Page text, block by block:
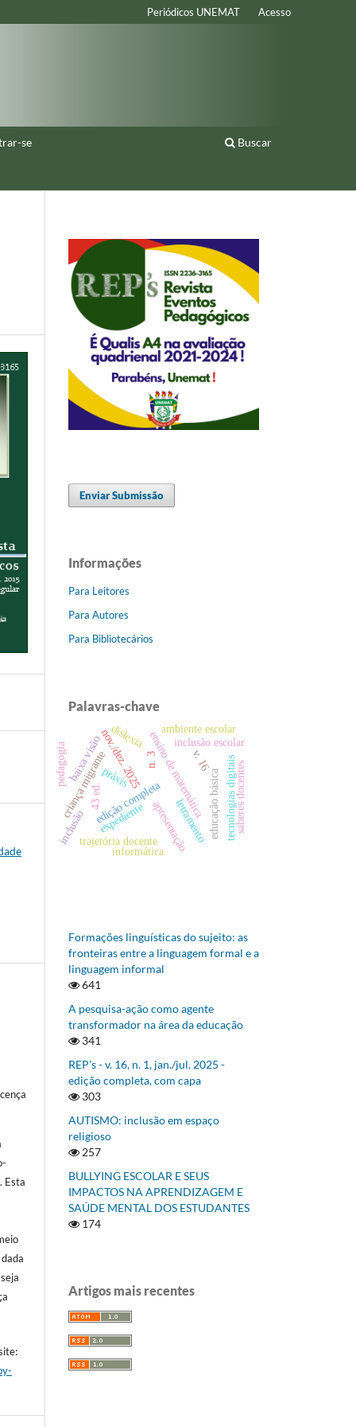
se Buscar
Periódicos UNEMAT Acesso
. Esta
Enviar Submissão
Informações
Para Leitores
Para Autores
Para Bibliotecários
Palavras-chave
edição completa
v. 16
n. 3
nov./dez. 2025
43 ed.
expedienteapresentação
ensino de matemática
trajetória docente
inclusão escolar
baixa visão
educação básica
criança migrante
inclusão tecnologias digitais
letramento
informática
práxis
pedagogia saberes docentes
dislexia ambiente escolar
Formações linguísticas do sujeito: as
fronteiras entre a linguagem formal e a
linguagem informal
641
A pesquisa-ação como agente
transformador na área da educação
341
REP's - v. 16, n. 1, jan./jul. 2025 -
edição completa, com capa
303
AUTISMO: inclusão em espaço
religioso
257
BULLYING ESCOLAR E SEUS
IMPACTOS NA APRENDIZAGEM E
SAÚDE MENTAL DOS ESTUDANTES
174
Artigos mais recentes